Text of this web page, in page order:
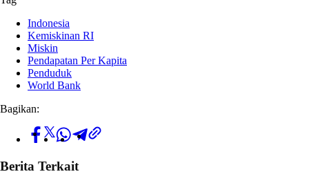
Indonesia
Kemiskinan RI
Miskin
Pendapatan Per Kapita
Penduduk
World Bank
Bagikan:
Berita Terkait